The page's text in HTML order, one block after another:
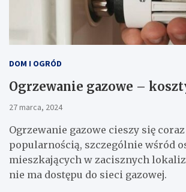
DOM I OGRÓD
Ogrzewanie gazowe –
27 marca, 2024
Ogrzewanie gazowe cieszy się
popularnością, szczególnie wśród
mieszkających w zacisznych
nie ma dostępu do sieci gazowej.